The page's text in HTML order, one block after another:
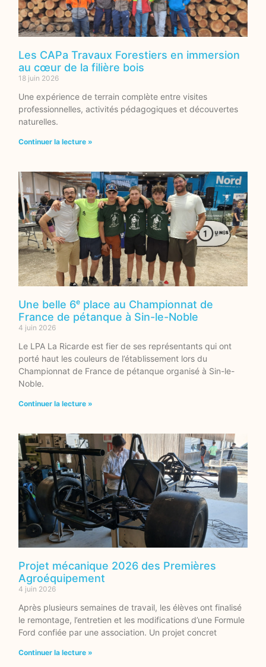
Les CAPa Travaux Forestiers en immersion
au cœur de la filière bois
18 juin 2026
Une expérience de terrain complète entre visites
professionnelles, activités pédagogiques et découvertes
naturelles.
Continuer la lecture »
Une belle 6ᵉ place au Championnat de
France de pétanque à Sin-le-Noble
4 juin 2026
Le LPA La Ricarde est fier de ses représentants qui ont
porté haut les couleurs de l’établissement lors du
Championnat de France de pétanque organisé à Sin-le-
Noble.
Continuer la lecture »
Projet mécanique 2026 des Premières
Agroéquipement
4 juin 2026
Après plusieurs semaines de travail, les élèves ont finalisé
le remontage, l’entretien et les modifications d’une Formule
Ford confiée par une association. Un projet concret
Continuer la lecture »